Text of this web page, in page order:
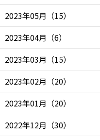
2023年05月 （15）
2023年04月 （6）
2023年03月 （15）
2023年02月 （20）
2023年01月 （20）
2022年12月 （30）